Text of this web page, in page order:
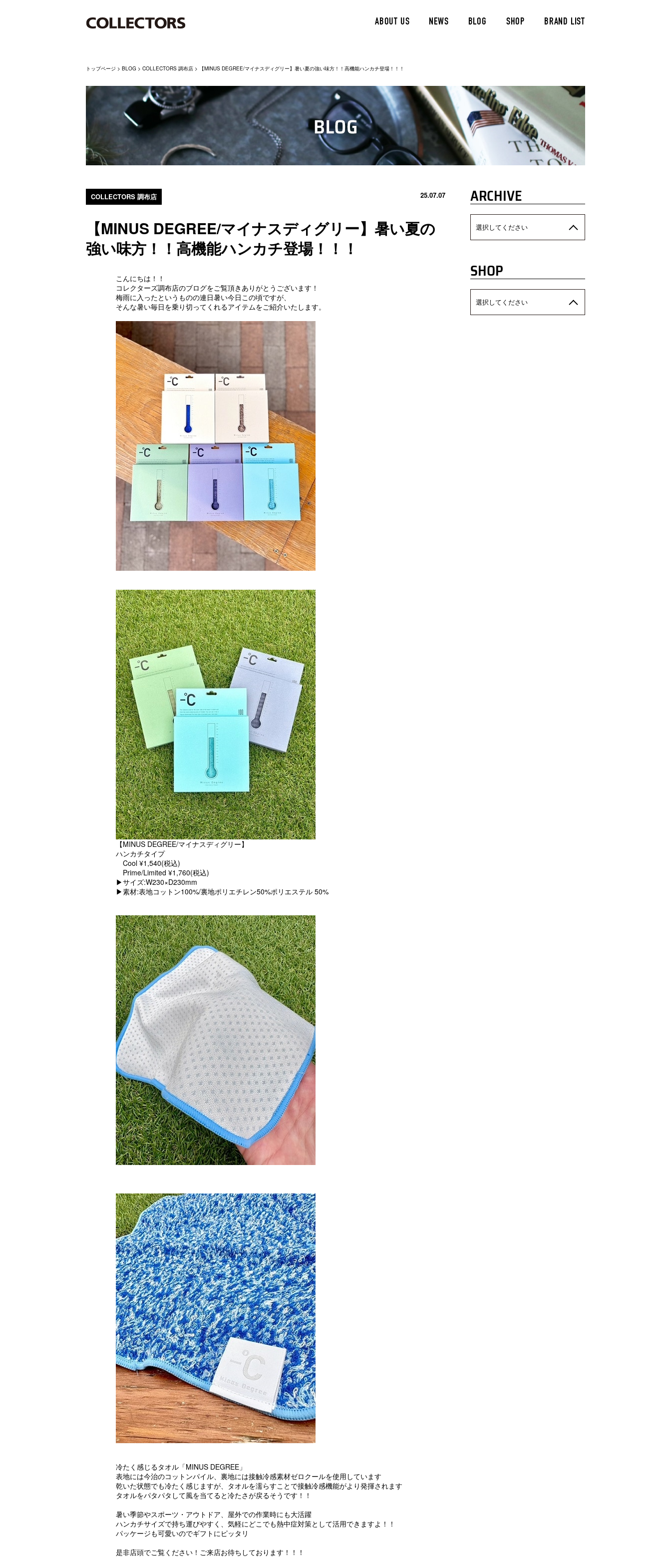
ABOUT US NEWS BLOG SHOP BRAND LIST
トップページ > BLOG > COLLECTORS 調布店 > 【MINUS DEGREE/マイナスディグリー】暑い夏の強い味方！！高機能ハンカチ登場！！！
COLLECTORS 調布店 25.07.07
【MINUS DEGREE/マイナスディグリー】暑い夏の
強い味方！！高機能ハンカチ登場！！！
こんにちは！！
コレクターズ調布店のブログをご覧頂きありがとうございます！
梅雨に入ったというものの連日暑い今日この頃ですが、
そんな暑い毎日を乗り切ってくれるアイテムをご紹介いたします。
【MINUS DEGREE/マイナスディグリー】
ハンカチタイプ
Cool ¥1,540(税込)
Prime/Limited ¥1,760(税込)
▶︎サイズ:W230×D230mm
▶︎素材:表地コットン100%/裏地ポリエチレン50%ポリエステル 50%
冷たく感じるタオル「MINUS DEGREE」
表地には今治のコットンパイル、裏地には接触冷感素材ゼロクールを使用しています
乾いた状態でも冷たく感じますが、タオルを濡らすことで接触冷感機能がより発揮されます
タオルをパタパタして風を当てると冷たさが戻るそうです！！
暑い季節やスポーツ・アウトドア、屋外での作業時にも大活躍
ハンカチサイズで持ち運びやすく、気軽にどこでも熱中症対策として活用できますよ！！
パッケージも可愛いのでギフトにピッタリ
ARCHIVE
選択してください
SHOP
選択してください